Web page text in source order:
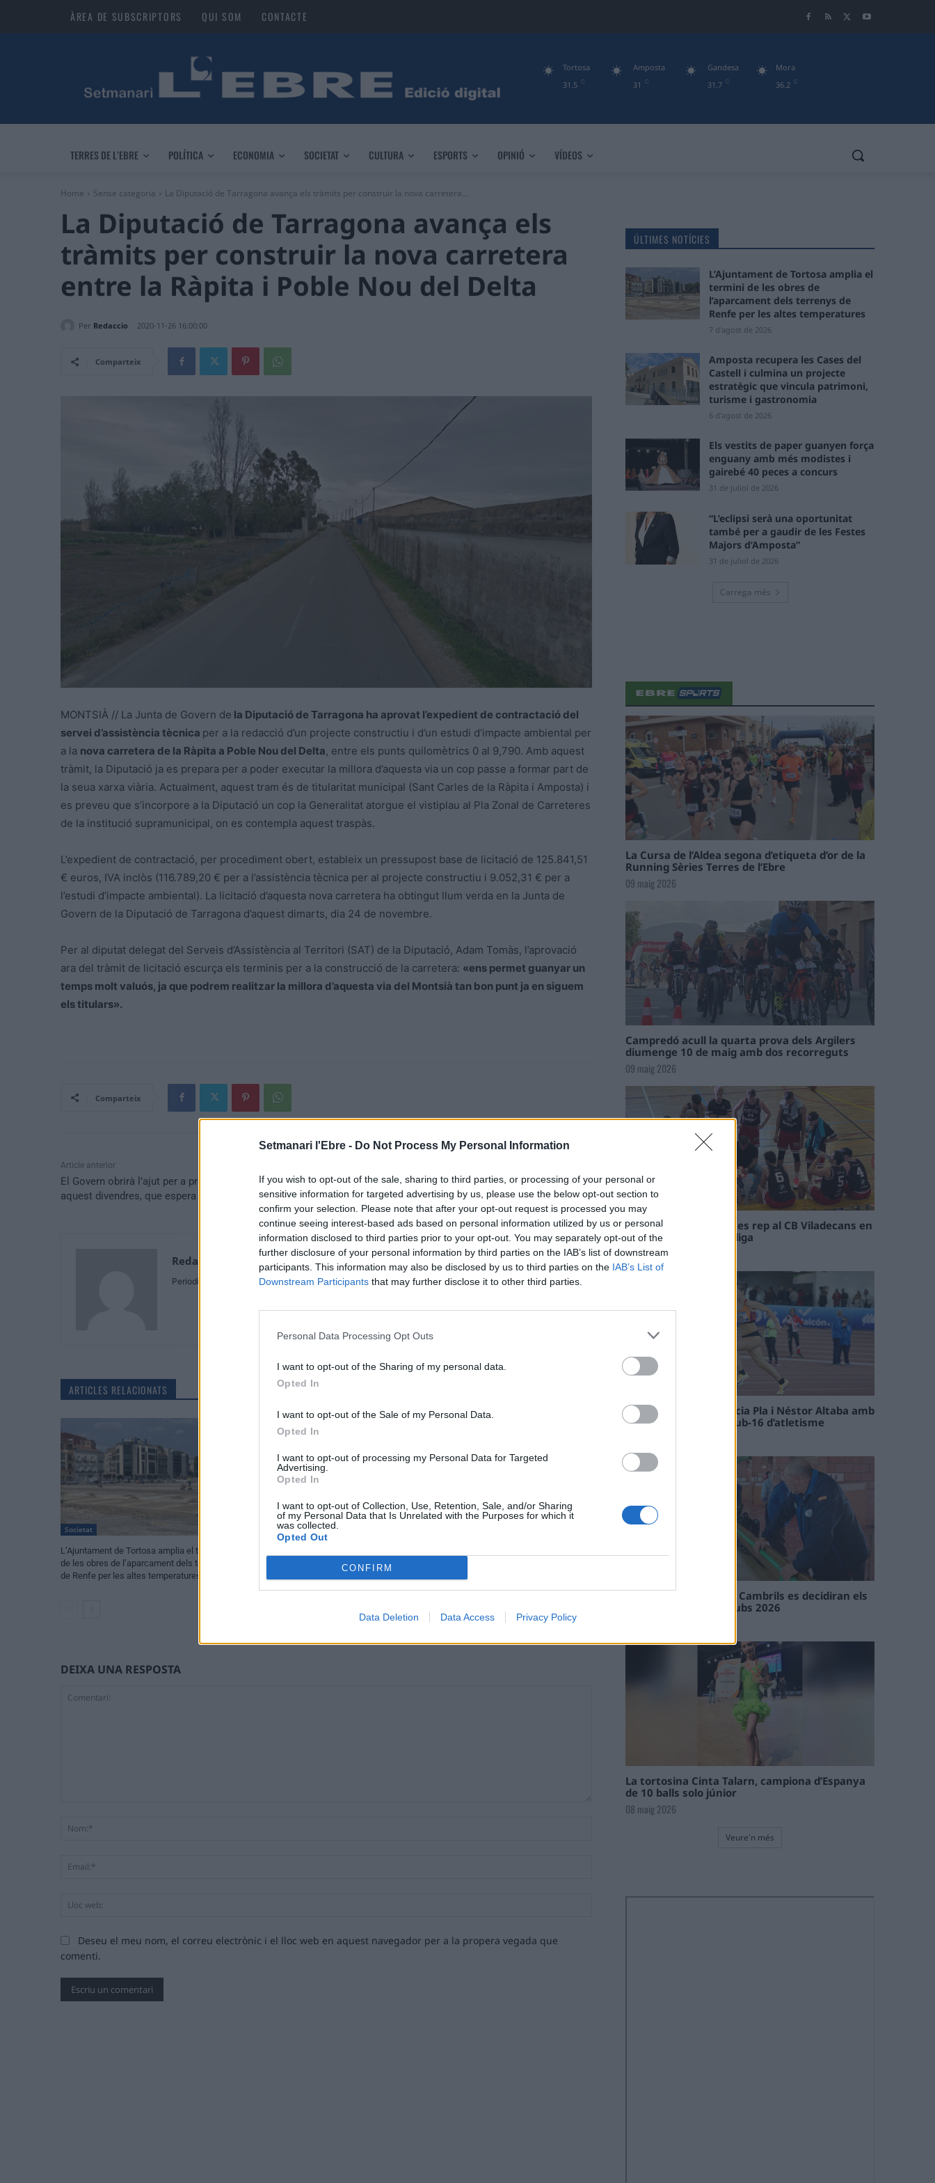
Setmanari l'Ebre - Do Not Process My Personal Information
If you wish to opt-out of the sale, sharing to third parties, or processing of your personal or
sensitive information for targeted advertising by us, please use the below opt-out section to
confirm your selection. Please note that after your opt-out request is processed you may
continue seeing interest-based ads based on personal information utilized by us or personal
information disclosed to third parties prior to your opt-out. You may separately opt-out of the
further disclosure of your personal information by third parties on the IAB’s list of downstream
participants. This information may also be disclosed by us to third parties on the IAB’s List of
Downstream Participants that may further disclose it to other third parties.
Personal Data Processing Opt Outs
I want to opt-out of the Sharing of my personal data.
Opted In
I want to opt-out of the Sale of my Personal Data.
Opted In
I want to opt-out of processing my Personal Data for Targeted
Advertising.
Opted In
I want to opt-out of Collection, Use, Retention, Sale, and/or Sharing
of my Personal Data that Is Unrelated with the Purposes for which it
was collected.
Opted Out
CONFIRM
Data Deletion Data Access Privacy Policy
ÀREA DE SUBSCRIPTORS QUI SOM CONTACTE
31.5 C
Tortosa
31
C
Amposta
31.7 C
Gandesa
36.2 C
Mora
TERRES DE L’EBRE POLÍTICA ECONOMIA SOCIETAT CULTURA ESPORTS OPINIÓ VÍDEOS
Home Sense categoria La Diputació de Tarragona avança els tràmits per construir la nova carretera...
La Diputació de Tarragona avança els
tràmits per construir la nova carretera
entre la Ràpita i Poble Nou del Delta
Per Redaccio 2020-11-26 16:00:00
Comparteix
MONTSIÀ // La Junta de Govern de la Diputació de Tarragona ha aprovat l’expedient de contractació del
servei d’assistència tècnica per a la redacció d’un projecte constructiu i d’un estudi d’impacte ambiental per
a la nova carretera de la Ràpita a Poble Nou del Delta, entre els punts quilomètrics 0 al 9,790. Amb aquest
tràmit, la Diputació ja es prepara per a poder executar la millora d’aquesta via un cop passe a formar part de
la seua xarxa viària. Actualment, aquest tram és de titularitat municipal (Sant Carles de la Ràpita i Amposta) i
es preveu que s’incorpore a la Diputació un cop la Generalitat atorgue el vistiplau al Pla Zonal de Carreteres
de la institució supramunicipal, on es contempla aquest traspàs.
L’expedient de contractació, per procediment obert, estableix un pressupost base de licitació de 125.841,51
€ euros, IVA inclòs (116.789,20 € per a l’assistència tècnica per al projecte constructiu i 9.052,31 € per a
l’estudi d’impacte ambiental). La licitació d’aquesta nova carretera ha obtingut llum verda en la Junta de
Govern de la Diputació de Tarragona d’aquest dimarts, dia 24 de novembre.
Per al diputat delegat del Serveis d’Assistència al Territori (SAT) de la Diputació, Adam Tomàs, l’aprovació
ara del tràmit de licitació escurça els terminis per a la construcció de la carretera: «ens permet guanyar un
temps molt valuós, ja que podrem realitzar la millora d’aquesta via del Montsià tan bon punt ja en siguem
els titulars».
Comparteix
Article anterior
El Govern obrirà l’ajut per a professionals de la cultura
aquest divendres, que espera arribar a 8.000 persones
Joan Reverté deixa la presidència del Cantaires
Bàsquet Tortosa
Redaccio
Periodistes
ARTICLES RELACIONATS
Societat
L’Ajuntament de Tortosa amplia el termini
de les obres de l’aparcament dels terrenys
de Renfe per les altes temperatures
culmina un projecte estratègic que vincula
DEIXA UNA RESPOSTA
Deseu el meu nom, el correu electrònic i el lloc web en aquest navegador per a la propera vegada que
comenti.
ÚLTIMES NOTÍCIES
L’Ajuntament de Tortosa amplia el
termini de les obres de
l’aparcament dels terrenys de
Renfe per les altes temperatures
7 d'agost de 2026
Amposta recupera les Cases del
Castell i culmina un projecte
estratègic que vincula patrimoni,
turisme i gastronomia
6 d'agost de 2026
Els vestits de paper guanyen força
enguany amb més modistes i
gairebé 40 peces a concurs
31 de juliol de 2026
“L’eclipsi serà una oportunitat
també per a gaudir de les Festes
Majors d’Amposta”
31 de juliol de 2026
Carrega més
La Cursa de l’Aldea segona d’etiqueta d’or de la
Running Sèries Terres de l’Ebre
09 maig 2026
Campredó acull la quarta prova dels Argilers
diumenge 10 de maig amb dos recorreguts
09 maig 2026
El Cantaires amb baixes rep al CB Viladecans en
el tram decisiu de la lliga
09 maig 2026
Paula Sintorres, Patrícia Pla i Néstor Altaba amb
la selecció catalana sub-16 d’atletisme
En les tirades de Flix i Cambrils es decidiran els
campions de l’Interclubs 2026
La tortosina Cinta Talarn, campiona d’Espanya
de 10 balls solo júnior
08 maig 2026
Veure'n més